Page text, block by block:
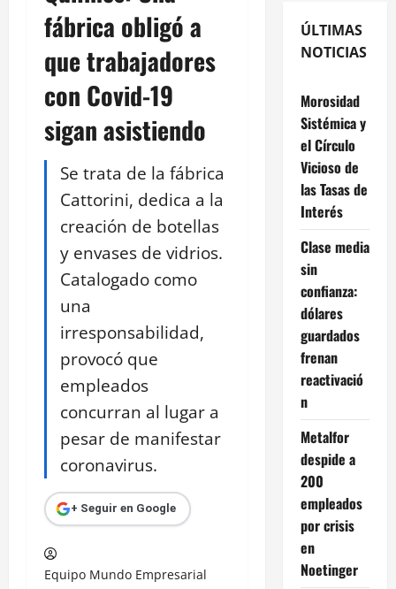
fábrica obligó a
que trabajadores
con Covid-19
sigan asistiendo
Se trata de la fábrica
Cattorini, dedica a la
creación de botellas
y envases de vidrios.
Catalogado como
una
irresponsabilidad,
provocó que
empleados
concurran al lugar a
pesar de manifestar
coronavirus.
+ Seguir en Google
Equipo Mundo Empresarial
ÚLTIMAS
NOTICIAS
Morosidad
Sistémica y
el Círculo
Vicioso de
las Tasas de
Interés
Clase media
sin
confianza:
dólares
guardados
frenan
reactivació
n
Metalfor
despide a
200
empleados
por crisis
en
Noetinger